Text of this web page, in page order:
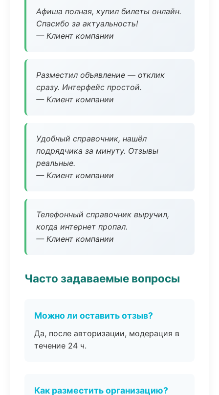
Афиша полная, купил билеты онлайн.
Спасибо за актуальность!
— Клиент компании
Разместил объявление — отклик
сразу. Интерфейс простой.
— Клиент компании
Удобный справочник, нашёл
подрядчика за минуту. Отзывы
реальные.
— Клиент компании
Телефонный справочник выручил,
когда интернет пропал.
— Клиент компании
Часто задаваемые вопросы
Можно ли оставить отзыв?
Да, после авторизации, модерация в
течение 24 ч.
Как разместить организацию?